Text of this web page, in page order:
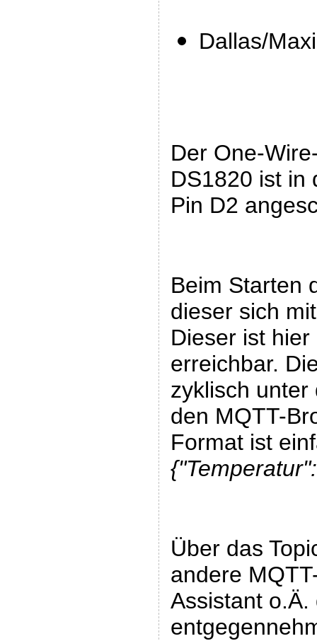
Dallas/
Der One-
DS1820 ist in
Pin D2
Beim Starten
dieser sich
Dieser ist
erreichbar.
zyklisch unter
den MQTT-
Format ist
Über das
andere
Assistant